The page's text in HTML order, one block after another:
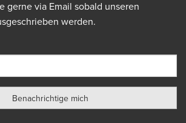
gerne via Email sobald unseren
werden.